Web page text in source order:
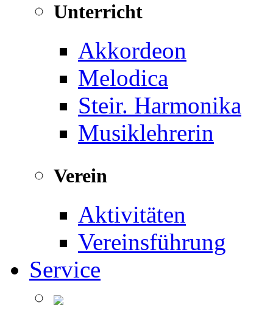
Unterricht
Akkordeon
Melodica
Steir. Harmonika
Musiklehrerin
Verein
Aktivitäten
Vereinsführung
Service